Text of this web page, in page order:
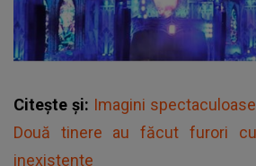
Citește și: Imagini
Două tinere au făcut furori
inexistente